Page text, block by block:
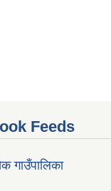
Feeds
गाउँपालिका